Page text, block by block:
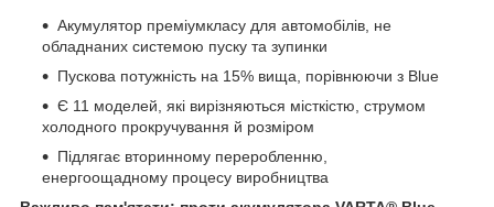
Акумулятор преміумкласу для автомобілів, не
обладнаних системою пуску та зупинки
Пускова потужність на 15% вища, порівнюючи з Blue
Є 11 моделей, які вирізняються місткістю, струмом
холодного прокручування й розміром
Підлягає вторинному переробленню,
енергоощадному процесу виробництва